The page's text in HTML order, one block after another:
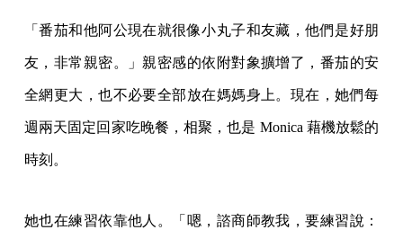
「番茄和他阿公現在就很像小丸子和友藏，他們是好朋
友，非常親密。」親密感的依附對象擴增了，番茄的安
全網更大，也不必要全部放在媽媽身上。現在，她們每
週兩天固定回家吃晚餐，相聚，也是 Monica 藉機放鬆的
時刻。
她也在練習依靠他人。「嗯，諮商師教我，要練習說：